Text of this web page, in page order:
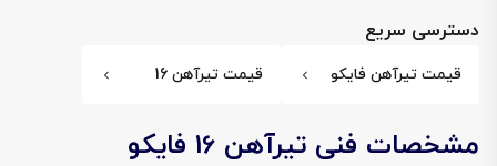
دسترسی سریع
قیمت تیرآهن فایکو قیمت تیرآهن 16
مشخصات فنی تیرآهن 16 فایکو